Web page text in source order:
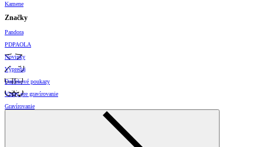
Kamene
Značky
Pandora
PDPAOLA
Novinky
Výpredaj
Darčekové poukazy
Vzory pre gravírovanie
Gravírovanie